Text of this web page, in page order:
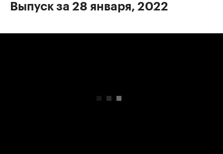
Выпуск за 28 января, 2022